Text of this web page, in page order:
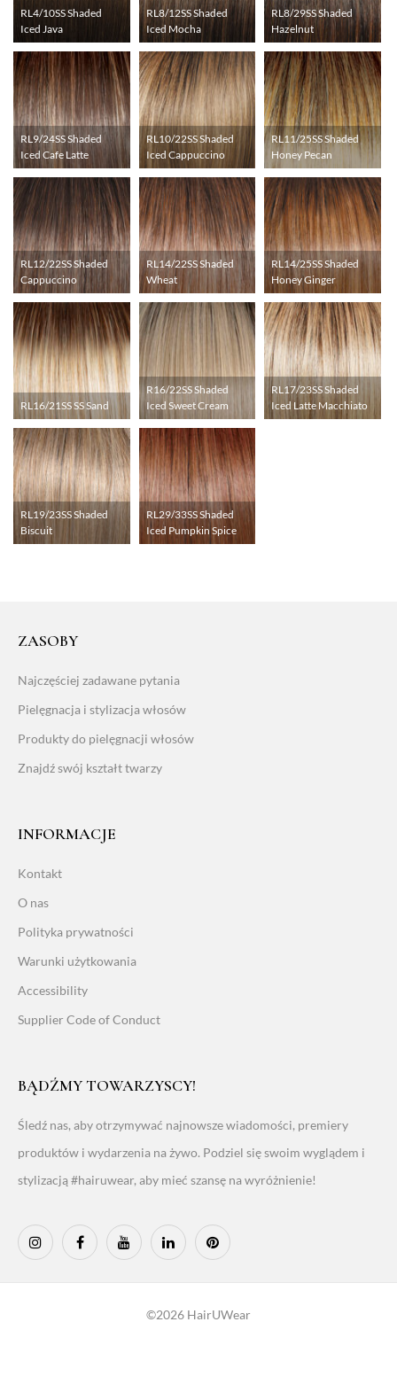
RL4/10SS Shaded
Iced Java
RL8/12SS Shaded
Iced Mocha
RL8/29SS Shaded
Hazelnut
RL9/24SS Shaded
Iced Cafe Latte
RL10/22SS Shaded
Iced Cappuccino
RL11/25SS Shaded
Honey Pecan
RL12/22SS Shaded
Cappuccino
RL14/22SS Shaded
Wheat
RL14/25SS Shaded
Honey Ginger
RL16/21SS SS Sand
R16/22SS Shaded
Iced Sweet Cream
RL17/23SS Shaded
Iced Latte Macchiato
RL19/23SS Shaded
Biscuit
RL29/33SS Shaded
Iced Pumpkin Spice
ZASOBY
Najczęściej zadawane pytania
Pielęgnacja i stylizacja włosów
Produkty do pielęgnacji włosów
Znajdź swój kształt twarzy
INFORMACJE
Kontakt
O nas
Polityka prywatności
Warunki użytkowania
Accessibility
Supplier Code of Conduct
BĄDŹMY TOWARZYSCY!
Śledź nas, aby otrzymywać najnowsze wiadomości, premiery
produktów i wydarzenia na żywo. Podziel się swoim wyglądem i
stylizacją #hairuwear, aby mieć szansę na wyróżnienie!
©2026 HairUWear